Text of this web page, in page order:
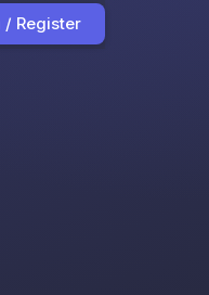
/ Register